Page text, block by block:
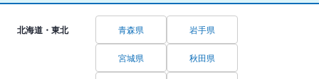
北海道・東北 青森県 岩手県
宮城県 秋田県